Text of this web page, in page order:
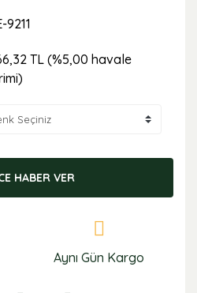
9211
TL (%5,00 havale
HABER VER
Aynı Gün Kargo